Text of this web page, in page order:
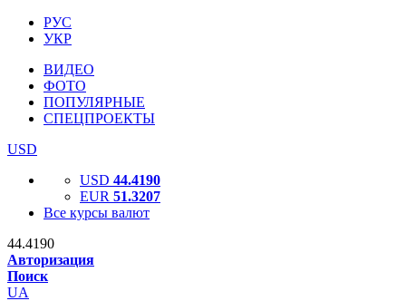
РУС
УКР
ВИДЕО
ФОТО
ПОПУЛЯРНЫЕ
СПЕЦПРОЕКТЫ
USD
USD 44.4190
EUR 51.3207
Все курсы валют
44.4190
Авторизация
Поиск
UA